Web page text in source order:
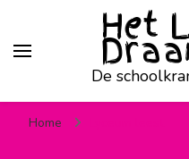
Het
De
Home